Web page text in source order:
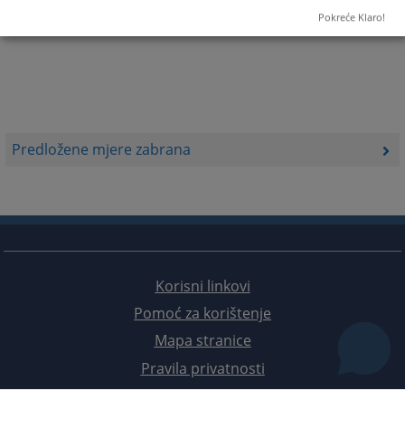
Predložene mjere zabrana
Korisni linkovi
Pomoć za korištenje
Mapa stranice
Pravila privatnosti
Pokreće Klaro!